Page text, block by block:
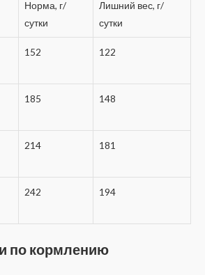
Норма, г/
сутки
Лишний вес, г/
сутки
152 122
185 148
214 181
242 194
по кормлению